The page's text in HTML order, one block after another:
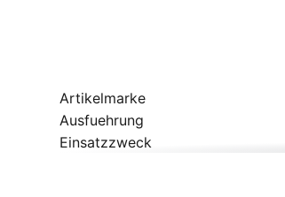
Artikelmarke
Ausfuehrung
Einsatzzweck